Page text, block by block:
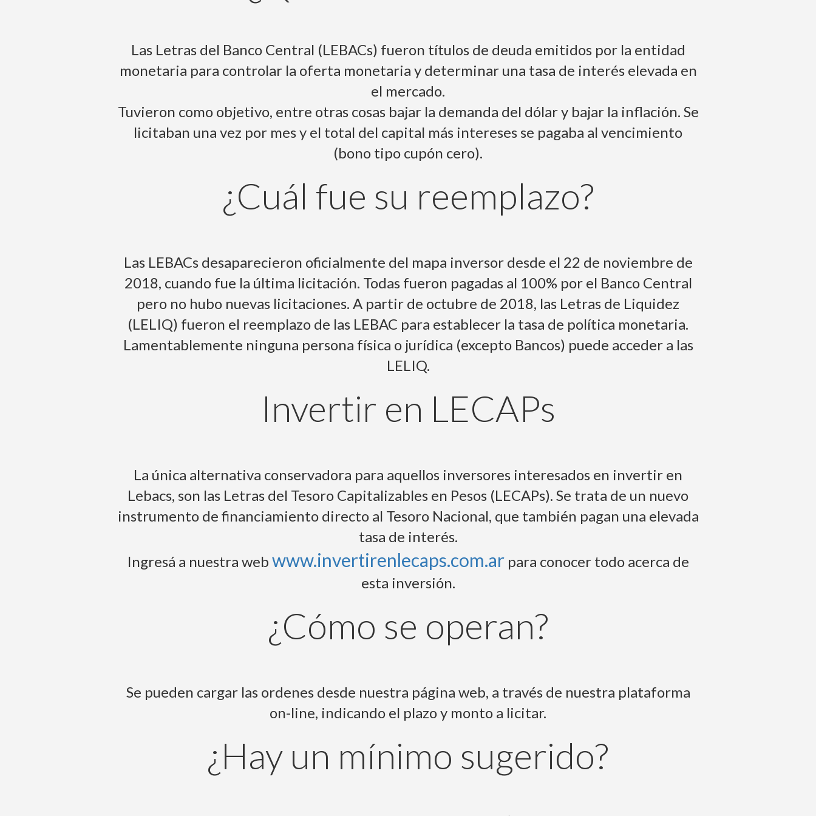
Las Letras del Banco Central (LEBACs) fueron títulos de deuda emitidos por la entidad
monetaria para controlar la oferta monetaria y determinar una tasa de interés elevada en
el mercado.
Tuvieron como objetivo, entre otras cosas bajar la demanda del dólar y bajar la inflación. Se
licitaban una vez por mes y el total del capital más intereses se pagaba al vencimiento
(bono tipo cupón cero).
¿Cuál fue su reemplazo?
Las LEBACs desaparecieron oficialmente del mapa inversor desde el 22 de noviembre de
2018, cuando fue la última licitación. Todas fueron pagadas al 100% por el Banco Central
pero no hubo nuevas licitaciones. A partir de octubre de 2018, las Letras de Liquidez
(LELIQ) fueron el reemplazo de las LEBAC para establecer la tasa de política monetaria.
Lamentablemente ninguna persona física o jurídica (excepto Bancos) puede acceder a las
LELIQ.
Invertir en LECAPs
La única alternativa conservadora para aquellos inversores interesados en invertir en
Lebacs, son las Letras del Tesoro Capitalizables en Pesos (LECAPs). Se trata de un nuevo
instrumento de financiamiento directo al Tesoro Nacional, que también pagan una elevada
tasa de interés.
Ingresá a nuestra web www.invertirenlecaps.com.ar para conocer todo acerca de
esta inversión.
¿Cómo se operan?
Se pueden cargar las ordenes desde nuestra página web, a través de nuestra plataforma
on-line, indicando el plazo y monto a licitar.
¿Hay un mínimo sugerido?